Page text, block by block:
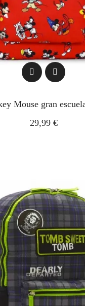
Mouse gran
29,99 €